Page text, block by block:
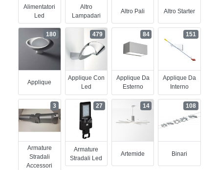
Alimentatori
Led
Altro
Lampadari
Altro Pali Altro Starter
Applique
180
Applique Con
Led
479
Applique Da
Esterno
84
Applique Da
Interno
151
Armature
Stradali
Accessori
3
Armature
Stradali Led
27
Artemide
14
Binari
108